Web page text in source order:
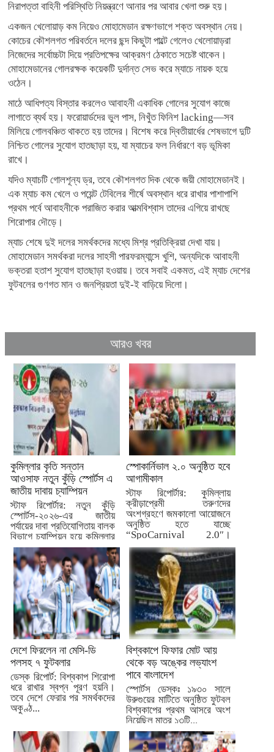
নিরাপত্তা বাহিনী পরিস্থিতি নিয়ন্ত্রণে আনার পর আবার খেলা শুরু হয়।
একজন খেলোয়াড় কম নিয়েও মোহামেডান রক্ষণভাগে শক্ত অবস্থান নেয়।
কোচের কৌশলগত পরিবর্তনে দলের ছন্দ কিছুটা পাল্টে গেলেও খেলোয়াড়রা
নিজেদের সর্বোচ্চটা দিয়ে প্রতিপক্ষের আক্রমণ ঠেকাতে সচেষ্ট থাকেন।
মোহামেডানের গোলরক্ষক কয়েকটি দুর্দান্ত সেভ করে ম্যাচে নায়ক হয়ে
ওঠেন।
মাঠে আধিপত্য বিস্তার করলেও আবাহনী একাধিক গোলের সুযোগ কাজে
লাগাতে ব্যর্থ হয়। ফরোয়ার্ডদের ভুল পাস, নিখুঁত ফিনিশ lacking—সব
মিলিয়ে গোলবঞ্চিত থাকতে হয় তাদের। বিশেষ করে দ্বিতীয়ার্ধের শেষভাগে দুটি
নিশ্চিত গোলের সুযোগ হাতছাড়া হয়, যা ম্যাচের ফল নির্ধারণে বড় ভূমিকা
রাখে।
যদিও ম্যাচটি গোলশূন্য ড্র, তবে কৌশলগত দিক থেকে জয়ী মোহামেডানই।
এক ম্যাচ কম খেলে ও পয়েন্ট টেবিলের শীর্ষে অবস্থান ধরে রাখার পাশাপাশি
প্রথম পর্বে আবাহনীকে পরাজিত করার আত্মবিশ্বাস তাদের এগিয়ে রাখছে
শিরোপার দৌড়ে।
ম্যাচ শেষে দুই দলের সমর্থকদের মধ্যে মিশ্র প্রতিক্রিয়া দেখা যায়।
মোহামেডান সমর্থকরা দলের সাহসী পারফরম্যান্সে খুশি, অন্যদিকে আবাহনী
ভক্তরা হতাশ সুযোগ হাতছাড়া হওয়ায়। তবে সবাই একমত, এই ম্যাচ দেশের
ফুটবলের গুণগত মান ও জনপ্রিয়তা দুই-ই বাড়িয়ে দিলো।
আরও খবর
কুমিল্লার কৃতি সন্তান
আওসাফ নতুন কুঁড়ি স্পোর্টস এ
জাতীয় দাবায় চ্যাম্পিয়ন
স্টাফ রিপোর্টার: নতুন কুঁড়ি
স্পোর্টস-২০২৬-এর জাতীয়
পর্যায়ের দাবা প্রতিযোগিতায় বালক
বিভাগে চ্যাম্পিয়ন হয়ে কুমিল্লার
জন্য...
স্পোকার্নিভাল ২.০ অনুষ্ঠিত হবে
আগামীকাল
স্টাফ রিপোর্টার: কুমিল্লায়
ক্রীড়াপ্রেমী তরুণদের
অংশগ্রহণে জমকালো আয়োজনে
অনুষ্ঠিত হতে যাচ্ছে
“SpoCarnival 2.0″।
আগামীকাল মঙ্গলবার...
দেশে ফিরলেন না মেসি-ডি
পলসহ ৭ ফুটবলার
ডেস্ক রিপোর্ট: বিশ্বকাপ শিরোপা
ধরে রাখার স্বপ্ন পূরণ হয়নি।
তবে দেশে ফেরার পর সমর্থকদের
অকুণ্ঠ...
বিশ্বকাপে ফিফার মোট আয়
থেকে বড় অঙ্কের লভ্যাংশ
পাবে বাংলাদেশ
স্পোর্টস ডেস্কঃ ১৯৩০ সালে
উরুগুয়ের মাটিতে অনুষ্ঠিত ফুটবল
বিশ্বকাপের প্রথম আসরে অংশ
নিয়েছিল মাত্র ১৩টি...